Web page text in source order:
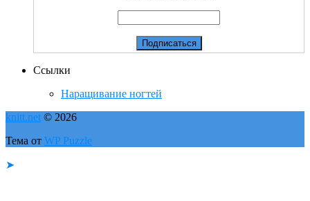
Ссылки
Наращивание ногтей
knitt.net © 2026
Тема от WP Puzzle
➤